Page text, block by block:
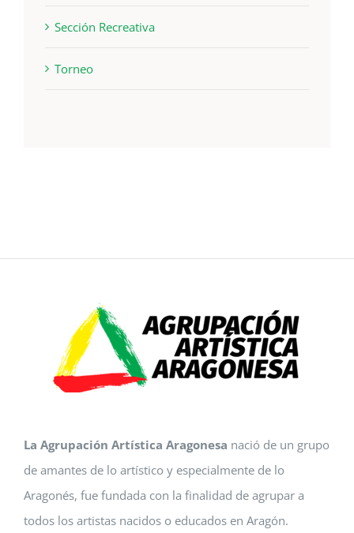
Sección Recreativa
Torneo
La Agrupación Artística Aragonesa nació de un grupo
de amantes de lo artístico y especialmente de lo
Aragonés, fue fundada con la finalidad de agrupar a
todos los artistas nacidos o educados en Aragón.